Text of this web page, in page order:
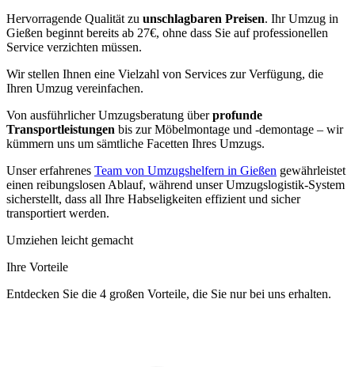
Hervorragende Qualität zu unschlagbaren Preisen. Ihr Umzug in
Gießen beginnt bereits ab 27€, ohne dass Sie auf professionellen
Service verzichten müssen.
Wir stellen Ihnen eine Vielzahl von Services zur Verfügung, die
Ihren Umzug vereinfachen.
Von ausführlicher Umzugsberatung überprofunde
Transportleistungen bis zur Möbelmontage und -demontage – wir
kümmern uns um sämtliche Facetten Ihres Umzugs.
Unser erfahrenes Team von Umzugshelfern in Gießen gewährleistet
einen reibungslosen Ablauf, während unser Umzugslogistik-System
sicherstellt, dass all Ihre Habseligkeiten effizient und sicher
transportiert werden.
Umziehen leicht gemacht
Ihre Vorteile
Entdecken Sie die 4 großen Vorteile, die Sie nur bei uns erhalten.